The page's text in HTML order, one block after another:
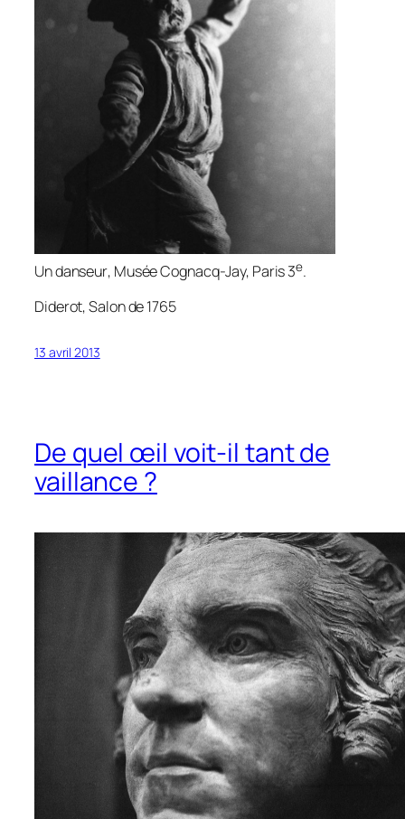
Un danseur, Musée Cognacq-Jay, Paris 3e.
Diderot,Salon de 1765
13 avril 2013
De quel œil voit-il tant de
vaillance ?